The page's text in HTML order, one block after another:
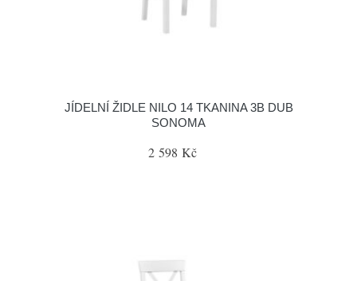
JÍDELNÍ ŽIDLE NILO 14 TKANINA 3B DUB
SONOMA
2 598 Kč